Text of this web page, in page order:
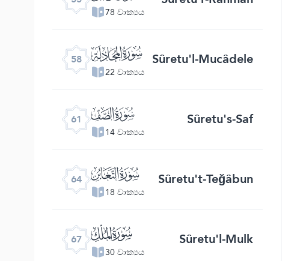
78 වාක්‍යය
58 ﯧ
22 වාක්‍යය
Sûretu'l-Mucâdele
61 ﯪ
14 වාක්‍යය
Sûretu's-Saf
64 ﯭ
18 වාක්‍යය
Sûretu't-Teğâbun
67 ﯰ
30 වාක්‍යය
Sûretu'l-Mulk